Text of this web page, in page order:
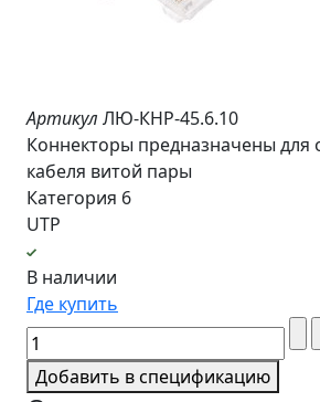
Артикул ЛЮ-КНР-45.6.10
Коннекторы предназначены для
кабеля витой пары
Категория 6
UTP
В наличии
Где купить
Добавить в спецификацию